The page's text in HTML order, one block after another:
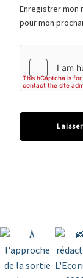
Enregistrer mon
pour mon